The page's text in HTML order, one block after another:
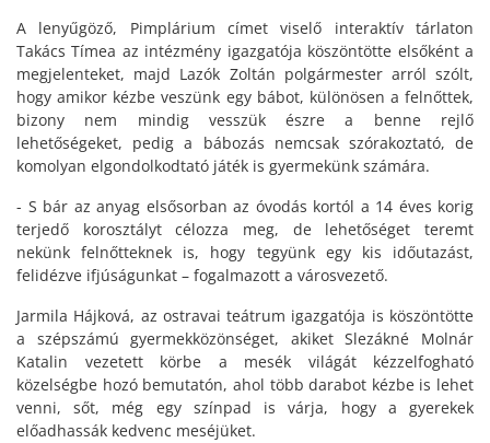
A lenyűgöző, Pimplárium címet viselő interaktív tárlaton
Takács Tímea az intézmény igazgatója köszöntötte elsőként a
megjelenteket, majd Lazók Zoltán polgármester arról szólt,
hogy amikor kézbe veszünk egy bábot, különösen a felnőttek,
bizony nem mindig vesszük észre a benne rejlő
lehetőségeket, pedig a bábozás nemcsak szórakoztató, de
komolyan elgondolkodtató játék is gyermekünk számára.
- S bár az anyag elsősorban az óvodás kortól a 14 éves korig
terjedő korosztályt célozza meg, de lehetőséget teremt
nekünk felnőtteknek is, hogy tegyünk egy kis időutazást,
felidézve ifjúságunkat – fogalmazott a városvezető.
Jarmila Hájková, az ostravai teátrum igazgatója is köszöntötte
a szépszámú gyermekközönséget, akiket Slezákné Molnár
Katalin vezetett körbe a mesék világát kézzelfogható
közelségbe hozó bemutatón, ahol több darabot kézbe is lehet
venni, sőt, még egy színpad is várja, hogy a gyerekek
előadhassák kedvenc meséjüket.